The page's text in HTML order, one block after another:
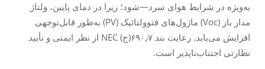
به‌ویژه در شرایط هوای سرد—شود؛ زیرا در دمای پایین، ولتاژ
مدار باز (Voc) ماژول‌های فتوولتائیک (PV) به‌طور قابل‌توجهی
افزایش می‌یابد. رعایت بند ۶۹۰٫۷(ج) NEC از نظر ایمنی و تأیید
نظارتی اجتناب‌ناپذیر است.